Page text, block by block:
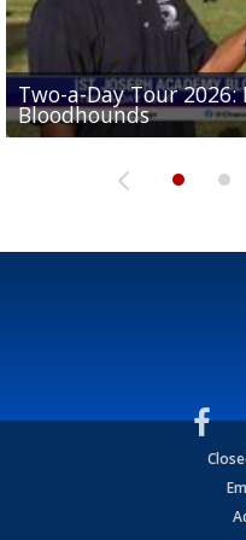
Two-a-Day Tour 2026:
Bloodhounds
Two-a-Day Tour 2026:
Bloodhounds
Two-a-Day Tour
Sit-down interview
Tavian Cord
Two-a-Day Tour